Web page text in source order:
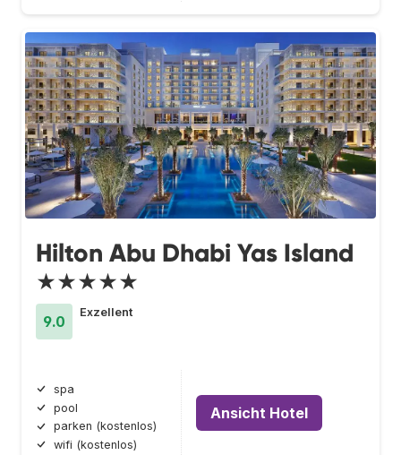
Hilton Abu Dhabi Yas Island
★★★★★
9.0
Exzellent
spa
pool
parken (kostenlos)
wifi (kostenlos)
Ansicht Hotel